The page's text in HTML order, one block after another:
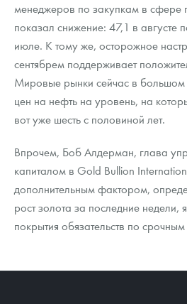
менеджеров по закупкам в сфере
показал снижение: 47,1 в августе
июле. К тому же, осторожное
сентябрем поддерживает
Мировые рынки сейчас в большом
цен на нефть на уровень, на
вот уже шесть с половиной лет.
Впрочем, Боб Алдерман, глава
капиталом в Gold Bullion
дополнительным фактором,
рост золота за последние недели,
покрытия обязательств по